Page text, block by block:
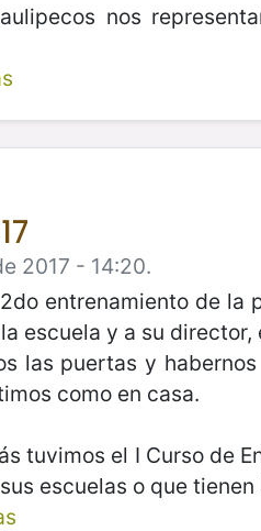
nos
2017 - 14:20.
entrenamiento de la
escuela y a su
las puertas y
como en casa.
tuvimos el I Curso de
escuelas o que